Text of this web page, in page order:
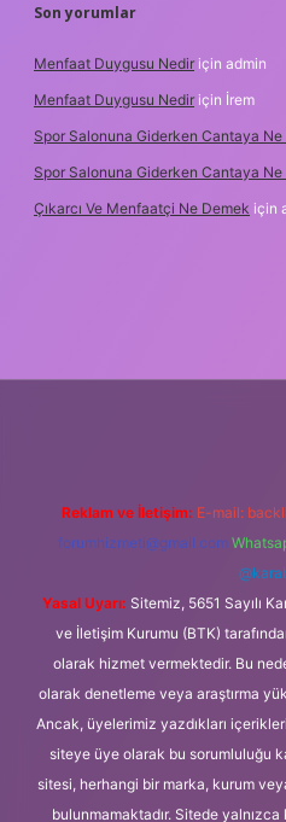
Son yorumlar
Menfaat Duygusu Nedir için admin
Menfaat Duygusu Nedir için İrem
Spor Salonuna Giderken Cantaya Ne
Spor Salonuna Giderken Cantaya Ne
Çıkarcı Ve Menfaatçi Ne Demek için
Reklam ve İletişim: E-mail:
forumhizmeti@gmail.com
Yasal Uyarı: Sitemiz, 5651 Sayılı
ve İletişim Kurumu (BTK)
olarak hizmet vermektedir. Bu
olarak denetleme veya araştırma
Ancak, üyelerimiz yazdıkları
siteye üye olarak bu sorumluluğu
sitesi, herhangi bir marka, kurum
bulunmamaktadır. Sitede yalnızca